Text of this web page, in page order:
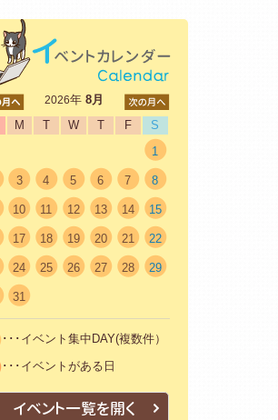
2026年8月
M T W T F
S
1
3 4 5 6 7 8
10 11 12 13 14 15
17 18 19 20 21 22
24 25 26 27 28 29
31
･･･イベント集中DAY(複数件）
･･･イベントがある日
イベント一覧を開く